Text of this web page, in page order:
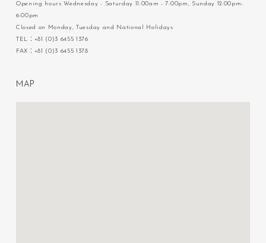
Opening hours Wednesday - Saturday 11:00am - 7:00pm, Sunday 12:00pm-
6:00pm
Closed on Monday, Tuesday and National Holidays
TEL：+81 (0)3 6455 1376
FAX：+81 (0)3 6455 1378
M A P